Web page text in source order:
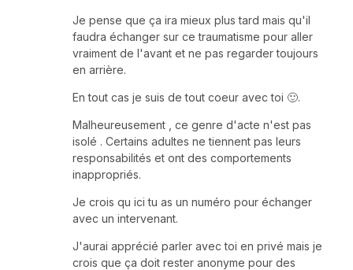
Je pense que ça ira mieux plus tard mais qu'il
faudra échanger sur ce traumatisme pour aller
vraiment de l'avant et ne pas regarder toujours
en arrière.
En tout cas je suis de tout coeur avec toi 🙂.
Malheureusement , ce genre d'acte n'est pas
isolé . Certains adultes ne tiennent pas leurs
responsabilités et ont des comportements
inappropriés.
Je crois qu ici tu as un numéro pour échanger
avec un intervenant.
J'aurai apprécié parler avec toi en privé mais je
crois que ça doit rester anonyme pour des